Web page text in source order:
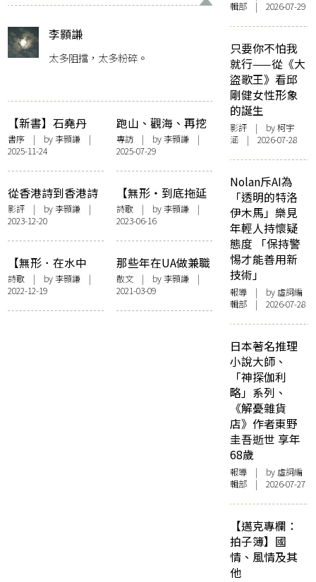
李顥謙
太多阻擋，太多粉碎。
【新書】石堯丹
《極樂海》李顥謙
序——〈浪蕩傳
統，放逐未來〉
書序 | by 李顥謙 |
2025-11-24
跑山、觀海、再挖
掘——專訪詩人孔
銘隆：「我希望將
來仍有回聲。」
專訪| by 李顥謙|
2025-07-29
從香港詩到香港詩
人，祛魅的觸動
——談許鞍華
《詩》
影評 | by 李顥謙 |
2023-12-20
【無形・到底拖延
過甚麼事】拖
詩歌| by 李顥謙|
2023-06-16
【無形．在水中
央】鳥島
詩歌 | by 李顥謙 |
2022-12-19
那些年在UA做兼職
的日子
散文| by 李顥謙|
2021-03-09
輯部 | 2026-07-29
只要你不怕我
就行——從《大
盜歌王》看邱
剛健女性形象
的誕生
影評 | by 柯宇
涵 | 2026-07-28
Nolan斥AI為
「透明的特洛
伊木馬」樂見
年輕人持懷疑
態度 「保持警
惕才能善用新
技術」
報導 | by 虛詞編
輯部 | 2026-07-28
日本著名推理
小說大師、
「神探伽利
略」系列、
《解憂雜貨
店》作者東野
圭吾逝世 享年
68歲
報導 | by 虛詞編
輯部 | 2026-07-27
【邁克專欄：
拍子簿】國
情、風情及其
他